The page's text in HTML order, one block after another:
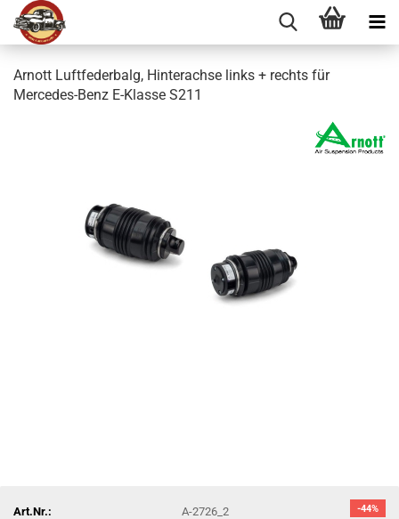
Arnott Luftfederbalg, Hinterachse links + rechts für
Mercedes-Benz E-Klasse S211
-44%
Art.Nr.:
A-2726_2